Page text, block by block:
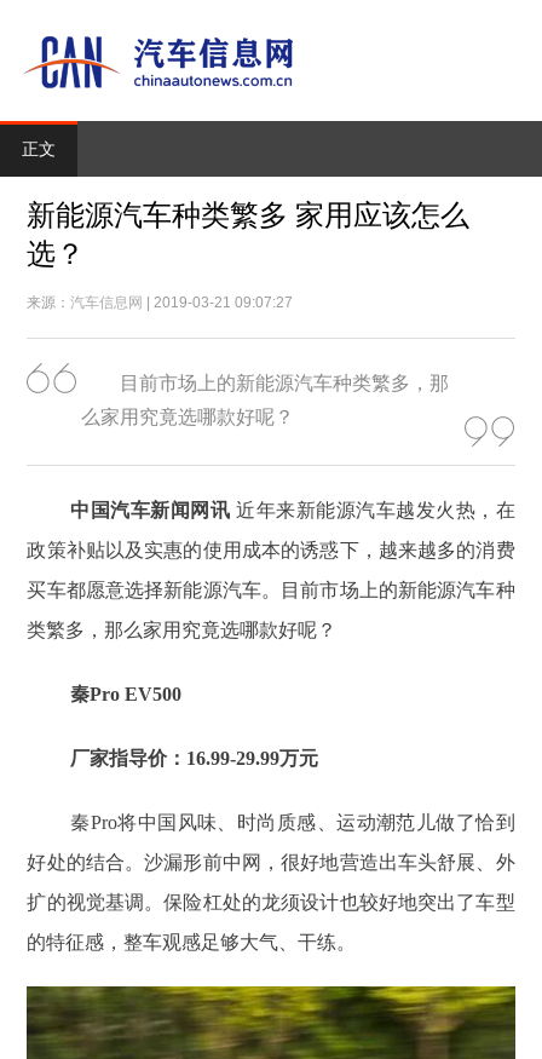
正文
新能源汽车种类繁多 家用应该怎么
选？
来源：汽车信息网 | 2019-03-21 09:07:27
目前市场上的新能源汽车种类繁多，那
么家用究竟选哪款好呢？
中国汽车新闻网讯 近年来新能源汽车越发火热，在
政策补贴以及实惠的使用成本的诱惑下，越来越多的消费
买车都愿意选择新能源汽车。目前市场上的新能源汽车种
类繁多，那么家用究竟选哪款好呢？
秦Pro EV500
厂家指导价：16.99-29.99万元
秦Pro将中国风味、时尚质感、运动潮范儿做了恰到
好处的结合。沙漏形前中网，很好地营造出车头舒展、外
扩的视觉基调。保险杠处的龙须设计也较好地突出了车型
的特征感，整车观感足够大气、干练。